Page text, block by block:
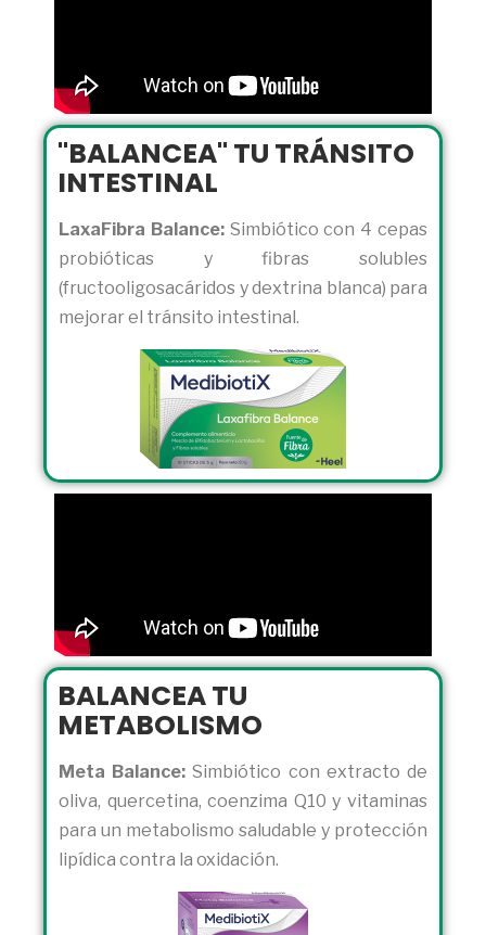
"BALANCEA" TU TRÁNSITO
INTESTINAL
LaxaFibra Balance:Simbiótico con 4 cepas
probióticas y fibras solubles
(fructooligosacáridos y dextrina blanca) para
mejorar el tránsito intestinal.
BALANCEA TU
METABOLISMO
Meta Balance: Simbiótico con extracto de
oliva, quercetina, coenzima Q10 y vitaminas
para un metabolismo saludable y protección
lipídica contra la oxidación.